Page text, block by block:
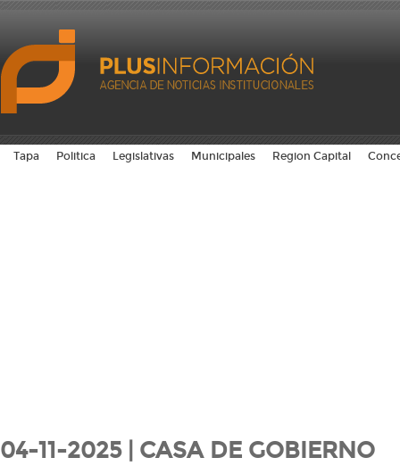
Tapa Politica Legislativas Municipales Region Capital
04-11-2025 | CASA DE GOBIERNO